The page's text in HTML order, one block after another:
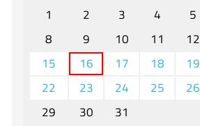
Willkommen
Veranstaltungen und Termine
Unser Unterricht - Fachcurricula
Unsere Konzepte
Downloads
1
2 3 4 5
8
9 10 11 12
15
16 17 18 19
22
23 24 25 26
29
30
31